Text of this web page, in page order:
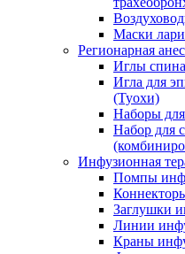
Маски
Регионарная
Иглы
Игла для
(Туохи)
Наборы для
Набор для
Инфузионная
Помпы
Заглушки
Линии
Краны